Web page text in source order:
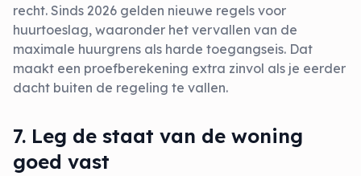
recht. Sinds 2026 gelden nieuwe regels voor
huurtoeslag, waaronder het vervallen van de
maximale huurgrens als harde toegangseis. Dat
maakt een proefberekening extra zinvol als je eerder
dacht buiten de regeling te vallen.
7. Leg de staat van de woning
goed vast